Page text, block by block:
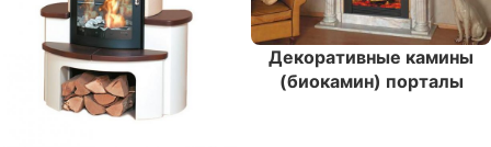
Декоративные камины
(биокамин) порталы